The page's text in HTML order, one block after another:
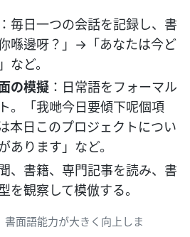
：毎日一つの会話を記録し、書
喺邊呀？」→「あなたは今ど
など。
の模擬 ：日常語をフォーマル
。「我哋今日要傾下呢個項
本日このプロジェクトについ
あります」など。
、書籍、専門記事を読み、書
を観察して模倣する。
書面語能力が大きく向上しま